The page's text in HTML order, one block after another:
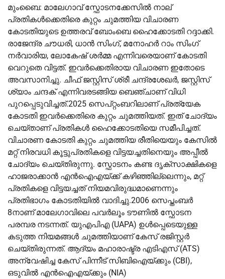
മുംബൈ: മാലേഗാവ് സ്ഫോടനക്കേസിൽ നാല്
പ്രതികൾക്കെതിരെ കുറ്റം ചുമത്തിയ വിചാരണ
കോടതിയുടെ ഉത്തരവ് ബോംബെ ഹൈക്കോടതി റദ്ദാക്കി.
രാജേന്ദ്ര ചൗധരി, ധാൻ സിംഗ്, മനോഹർ റാം സിംഗ്
നർവാരിയ, ലോകേഷ് ശർമ്മ എന്നിവരെയാണ് കോടതി
വെറുതെ വിട്ടത്. ഇവർക്കെതിരായ വിചാരണ ഇതോടെ
അവസാനിച്ചു. ചീഫ് ജസ്റ്റിസ് ശ്രീ ചന്ദ്രശേഖർ, ജസ്റ്റിസ്
ശ്യാം ചന്ദക് എന്നിവരടങ്ങിയ ബെഞ്ചാണ് വിധി
പുറപ്പെടുവിച്ചത്.2025 സെപ്റ്റംബറിലാണ് പ്രത്യേക
കോടതി ഇവർക്കെതിരെ കുറ്റം ചുമത്തിയത്. ഇത് ചോദ്യം
ചെയ്താണ് പ്രതികൾ ഹൈക്കോടതിയെ സമീപിച്ചത്.
വിചാരണ കോടതി കുറ്റം ചുമത്തിയ രീതിയെയും കേസിൽ
മറ്റ് നിരവധി കൂട്ടുപ്രതികളെ വിട്ടയച്ചതിനെയും അപ്പീൽ
ചോദ്യം ചെയ്തിരുന്നു. സ്ഫോടനം കണ്ട ദൃക്‌സാക്ഷികളെ
ഹാജരാക്കാൻ എൻഐഎയ്ക്ക് കഴിഞ്ഞില്ലെന്നും, മറ്റ്
പ്രതികളെ വിട്ടയച്ചത് നിയമവിരുദ്ധമാണെന്നും
പ്രതിഭാഗം കോടതിയിൽ വാദിച്ചു.2006 സെപ്തംബർ
8നാണ് മാലേഗാവിലെ പവർലൂം ടൗണിൽ സ്ഫോടന
പരമ്പര നടന്നത്. യുഎപിഎ (UAPA) ഉൾപ്പെടെയുള്ള
കടുത്ത നിയമങ്ങൾ ചുമത്തിയാണ് കേസ് രജിസ്റ്റർ
ചെയ്തിരുന്നത്. ആദ്യം മഹാരാഷ്ട്ര എടിഎസ് (ATS)
അന്വേഷിച്ച കേസ് പിന്നീട് സിബിഐയ്ക്കും (CBI),
ഒടുവിൽ എൻഐഎയ്ക്കും (NIA)